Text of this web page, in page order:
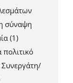
σύναψη
(1)
Συνεργάτη/